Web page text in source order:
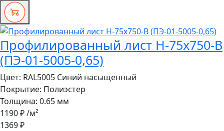
Профилированный лист Н-75x750-B
(ПЭ-01-5005-0,65)
Цвет: RAL5005 Синий насыщенный
Покрытие: Полиэстер
Толщина: 0.65 мм
1190 ₽/м²
1369 ₽